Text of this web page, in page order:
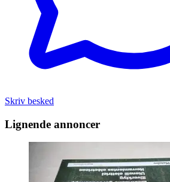
Skriv besked
Lignende annoncer